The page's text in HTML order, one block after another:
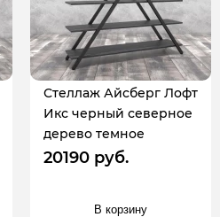
Стеллаж Айсберг Лофт
Икс черный северное
дерево темное
20190 руб.
В корзину